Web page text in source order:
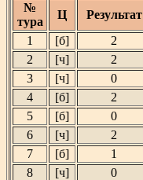
№
тура
Ц Результат
1
[б] 2
2
[ч] 2
3
[ч] 0
4
[б] 2
5
[б] 0
6
[ч] 2
7
[б] 1
8
[ч] 0